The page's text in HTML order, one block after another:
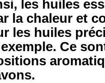
les huiles
la chaleur et
les huiles
Ce